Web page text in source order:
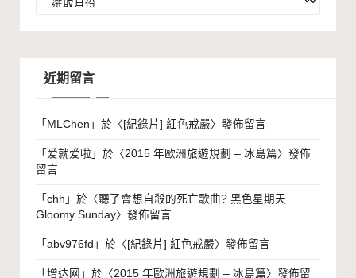
近期留言
「 MLChen 」於〈 [紀錄片] 紅色戒嚴〉發佈留言
「 爱就爱啦 」於〈2015 年歐洲旅遊規劃 – 冰島篇〉發佈
留言
「 chh 」於〈聽了會想自殺的死亡歌曲? 黑色星期天
Gloomy Sunday〉發佈留言
「 abv976fd 」於〈 [紀錄片] 紅色戒嚴〉發佈留言
「 增达网 」於〈2015 年歐洲旅遊規劃 – 冰島篇〉發佈留